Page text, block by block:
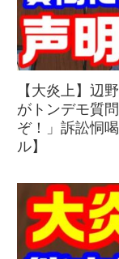
【大炎上】辺
がトンデモ質
ぞ！」訴訟恫
ル】